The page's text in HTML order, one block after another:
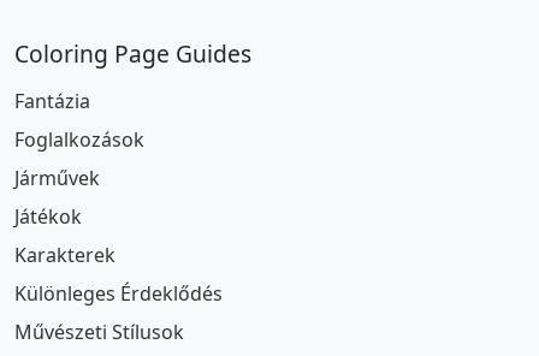
Coloring Page Guides
Fantázia
Foglalkozások
Járművek
Játékok
Karakterek
Különleges Érdeklődés
Művészeti Stílusok